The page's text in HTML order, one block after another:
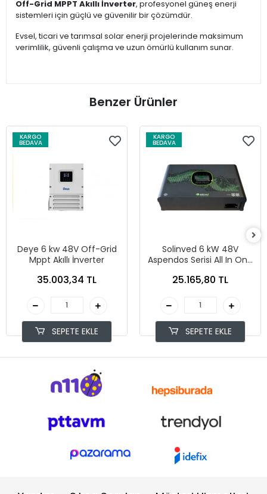
Off-Grid MPPT Akıllı İnverter, profesyonel güneş enerji
sistemleri için güçlü ve güvenilir bir çözümdür.
Evsel, ticari ve tarımsal solar enerji projelerinde maksimum
verimlilik, güvenli çalışma ve uzun ömürlü kullanım sunar.
Benzer Ürünler
KARGO
BEDAVA
Deye 6 kw 48V Off-Grid
Mppt Akıllı İnverter
35.003,34 TL
SEPETE EKLE
KARGO
BEDAVA
Solinved 6 kW 48V
Aspendos Serisi All In One
25.165,80 TL
SEPETE EKLE